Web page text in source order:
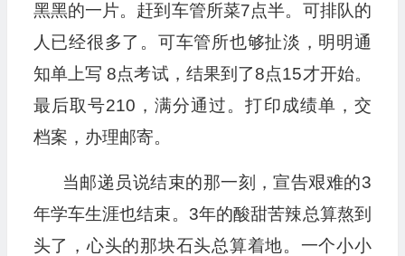
黑黑的一片。赶到车管所菜7点半。可排队的
人已经很多了。可车管所也够扯淡，明明通
知单上写 8点考试，结果到了8点15才开始。
最后取号210，满分通过。打印成绩单，交
档案，办理邮寄。
当邮递员说结束的那一刻，宣告艰难的3
年学车生涯也结束。3年的酸甜苦辣总算熬到
头了，心头的那块石头总算着地。一个小小